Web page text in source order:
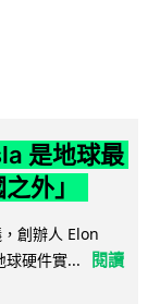
是地球最
外」
創辦人 Elon
球硬件實...
閱讀